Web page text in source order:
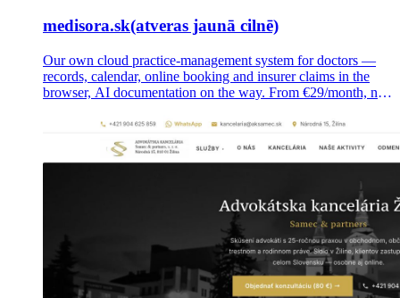
medisora.sk(atveras jaunā cilnē)
Our own cloud practice-management system for doctors —
records, calendar, online booking and insurer claims in the
browser, AI documentation on the way. From €29/month, no